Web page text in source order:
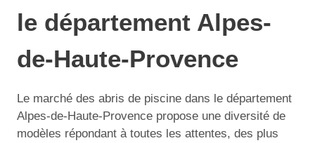
le département Alpes-
de-Haute-Provence
Le marché des abris de piscine dans le département
Alpes-de-Haute-Provence propose une diversité de
modèles répondant à toutes les attentes, des plus